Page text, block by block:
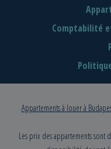
Comptabilité
Appartements à louer à
Les prix des appartements sont